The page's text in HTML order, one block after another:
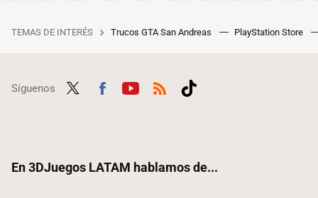
TEMAS DE INTERÉS Trucos GTA San Andreas PlayStation Store
Síguenos
En 3DJuegos LATAM hablamos de...